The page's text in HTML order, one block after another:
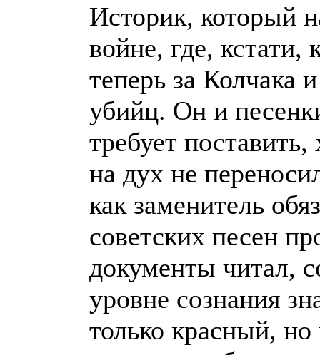
Историк, который
войне, где, кстати,
теперь за Колчака
убийц. Он и
требует
на дух не
как заменитель
советских песен
документы читал,
уровне сознания
только красный,